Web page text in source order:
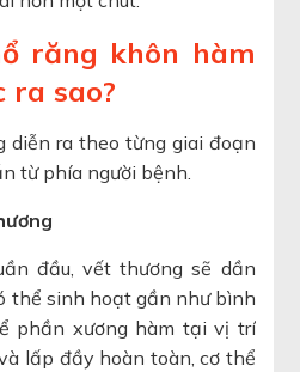
răng khôn hàm
ra sao?
diễn ra theo từng giai đoạn
từ phía người bệnh.
đầu, vết thương sẽ dần
thể sinh hoạt gần như bình
phần xương hàm tại vị trí
lấp đầy hoàn toàn, cơ thể